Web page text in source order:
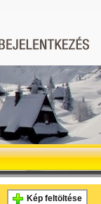
Kép feltöltése